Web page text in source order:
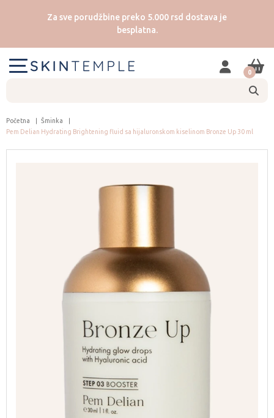
Za sve porudžbine preko 5.000 rsd dostava je
besplatna.
0
Početna
Šminka
Pem Delian Hydrating Brightening fluid sa hijaluronskom kiselinom Bronze Up 30 ml